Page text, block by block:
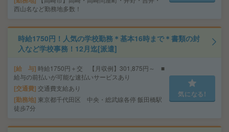
西山名など勤務地多数！
時給1750円！人気の学校勤務＊基本16時まで＊書類の封
入など学校事務！12月迄[派遣]
給 与 時給1750円＋交 【月収例】301,875円～ ■
給与の前払いが可能な速払いサービスあり
交通費 交通費支給あり
勤務地 東京都千代田区 中央・総武線各停 飯田橋駅
徒歩7分
気になる!